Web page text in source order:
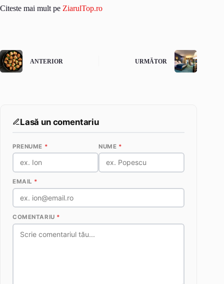
Citeste mai mult pe ZiarulTop.ro
ANTERIOR URMĂTOR
Lasă un comentariu
PRENUME * NUME *
EMAIL *
COMENTARIU *